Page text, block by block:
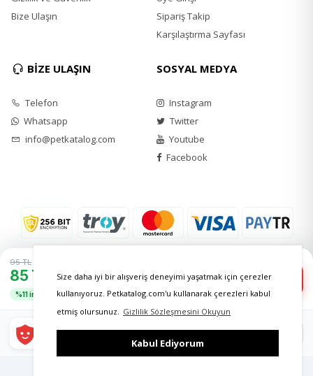
Size daha iyi bir alışveriş deneyimi yaşatmak için çerezler
kullanıyoruz. Petkatalog.com'u kullanarak çerezleri kabul
etmiş olursunuz. Gizlilik Sözleşmesini Okuyun
Kabul Ediyorum
95 TL
85 TL
%11 indirim
− 1 + Sepete Ekle
Daha avantajlı fiyatlar
mobil uygulamada seni bekliyor!
Google Play
Bize Ulaşın
Sipariş Takip
Karşılaştırma Sayfası
BİZE ULAŞIN
Telefon
Whatsapp
info@petkatalog.com
SOSYAL MEDYA
Instagram
Twitter
Youtube
Facebook